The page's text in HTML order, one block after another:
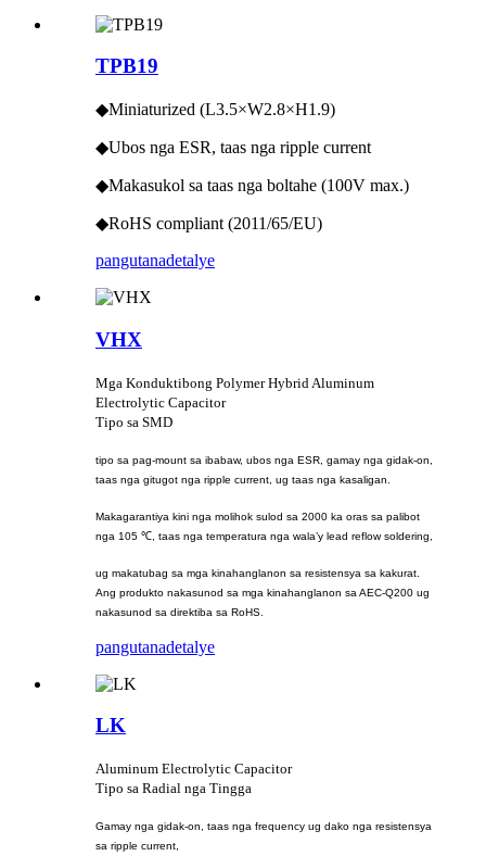
TPB19
◆Miniaturized (L3.5×W2.8×H1.9)
◆Ubos nga ESR, taas nga ripple current
◆Makasukol sa taas nga boltahe (100V max.)
◆RoHS compliant (2011/65/EU)
pangutanadetalye
VHX
Mga Konduktibong Polymer Hybrid Aluminum
Electrolytic Capacitor
Tipo sa SMD
tipo sa pag-mount sa ibabaw, ubos nga ESR, gamay nga gidak-on,
taas nga gitugot nga ripple current, ug taas nga kasaligan.
Makagarantiya kini nga molihok sulod sa 2000 ka oras sa palibot
nga 105 ℃, taas nga temperatura nga wala’y lead reflow soldering,
ug makatubag sa mga kinahanglanon sa resistensya sa kakurat.
Ang produkto nakasunod sa mga kinahanglanon sa AEC-Q200 ug
nakasunod sa direktiba sa RoHS.
pangutanadetalye
LK
Aluminum Electrolytic Capacitor
Tipo sa Radial nga Tingga
Gamay nga gidak-on, taas nga frequency ug dako nga resistensya
sa ripple current,